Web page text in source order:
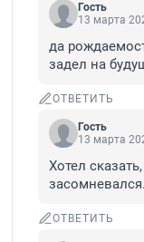
Гость
13 марта
да
задел на
ОТВЕТИТЬ
Гость
13 марта
Хотел
ОТВЕТИТЬ